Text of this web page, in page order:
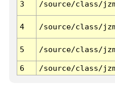
3 /source/class/
4 /source/class/
5 /source/class/
6 /source/class/